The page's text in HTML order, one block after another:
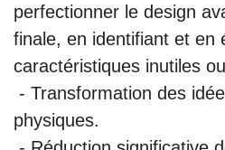
perfectionner le design
finale, en identifiant et en
caractéristiques inutiles
- Transformation des
physiques.